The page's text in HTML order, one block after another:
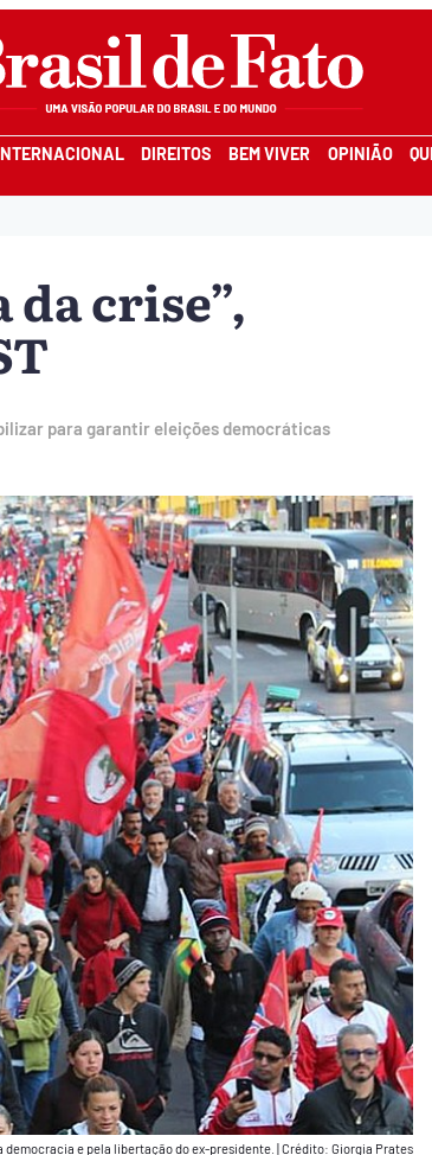
DIREITOS BEM VIVER OPINIÃO
da crise”,
para garantir eleições democráticas
e pela libertação do ex-presidente. |Crédito: Giorgia Prates